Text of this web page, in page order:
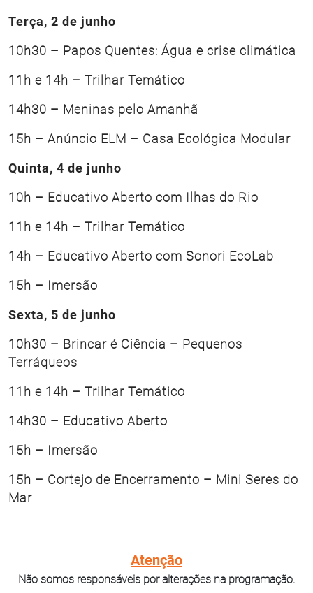
Terça, 2 de junho
10h30 – Papos Quentes: Água e crise climática
11h e 14h – Trilhar Temático
14h30 – Meninas pelo Amanhã
15h – Anúncio ELM – Casa Ecológica Modular
Quinta, 4 de junho
10h – Educativo Aberto com Ilhas do Rio
11h e 14h – Trilhar Temático
14h – Educativo Aberto com Sonori EcoLab
15h – Imersão
Sexta, 5 de junho
10h30 – Brincar é Ciência – Pequenos
Terráqueos
11h e 14h – Trilhar Temático
14h30 – Educativo Aberto
15h – Imersão
15h – Cortejo de Encerramento – Mini Seres do
Mar
Atenção
Não somos responsáveis por alterações na programação.